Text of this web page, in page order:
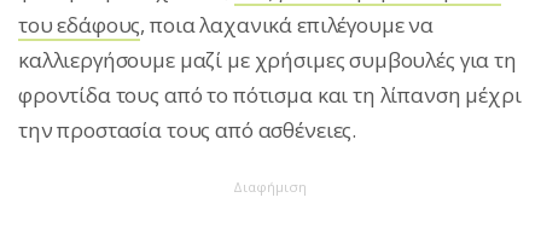
του εδάφους, ποια λαχανικά επιλέγουμε να
καλλιεργήσουμε μαζί με χρήσιμες συμβουλές για τη
φροντίδα τους από το πότισμα και τη λίπανση μέχρι
την προστασία τους από ασθένειες.
Διαφήμιση